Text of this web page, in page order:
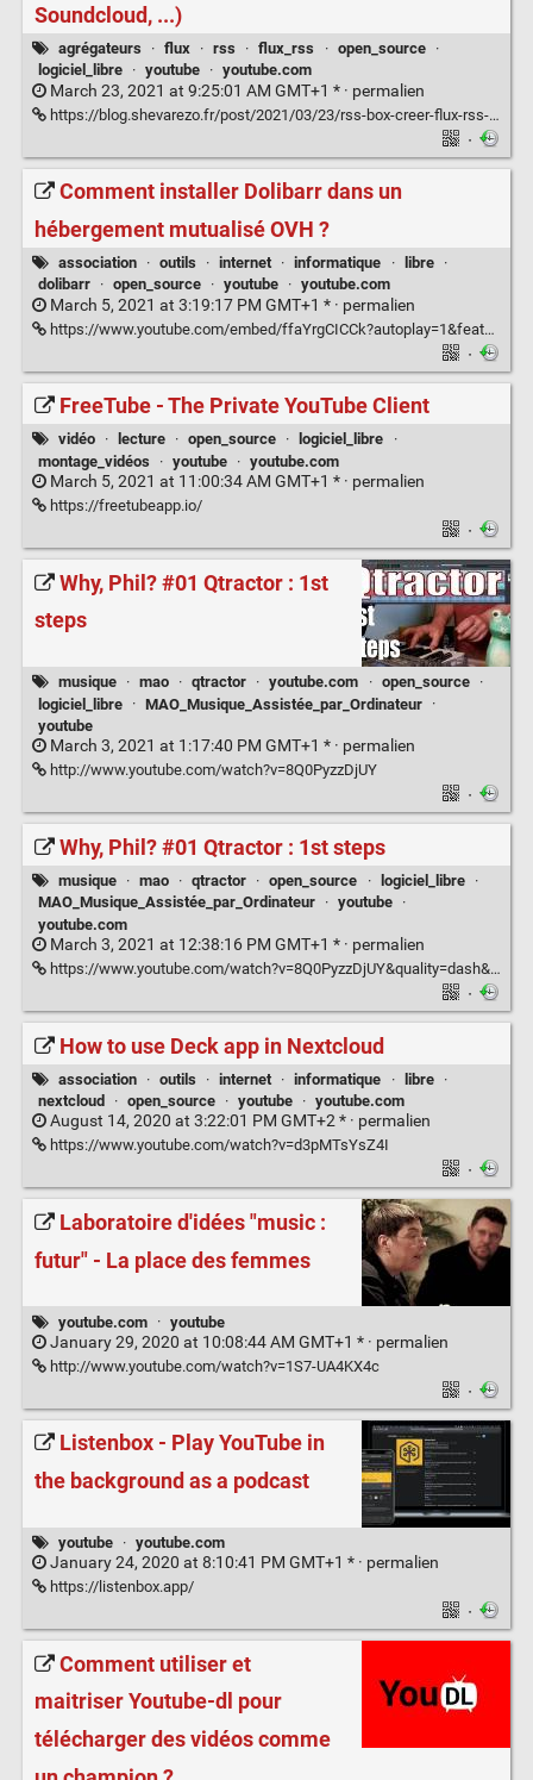
Soundcloud, ...)
agrégateurs · flux · rss · flux_rss · open_source
·
logiciel_libre
· youtube · youtube.com
March 23, 2021 at 9:25:01 AM GMT+1 * · permalien
https://blog.shevarezo.fr/post/2021/03/23/rss-box-creer-flux-rss-sites-connus-twitter-instagram-youtube-soundcloud
·
Comment installer Dolibarr dans un
hébergement mutualisé OVH ?
association · outils · internet · informatique · libre
·
dolibarr
· open_source · youtube · youtube.com
March 5, 2021 at 3:19:17 PM GMT+1 * · permalien
https://www.youtube.com/embed/ffaYrgCICCk?autoplay=1&feature=oembed&wmode=opaque&quality=dash&autoplay=0
·
FreeTube - The Private YouTube Client
vidéo · lecture · open_source · logiciel_libre
·
montage_vidéos
· youtube · youtube.com
March 5, 2021 at 11:00:34 AM GMT+1 * · permalien
https://freetubeapp.io/
·
Why, Phil? #01 Qtractor : 1st
steps
musique · mao · qtractor · youtube.com · open_source
·
logiciel_libre
· MAO_Musique_Assistée_par_Ordinateur
·
youtube
March 3, 2021 at 1:17:40 PM GMT+1 * · permalien
http://www.youtube.com/watch?v=8Q0PyzzDjUY
·
Why, Phil? #01 Qtractor : 1st steps
musique · mao · qtractor · open_source · logiciel_libre
·
MAO_Musique_Assistée_par_Ordinateur
· youtube
·
youtube.com
March 3, 2021 at 12:38:16 PM GMT+1 * · permalien
https://www.youtube.com/watch?v=8Q0PyzzDjUY&quality=dash&autoplay=0
·
How to use Deck app in Nextcloud
association · outils · internet · informatique · libre
·
nextcloud
· open_source · youtube · youtube.com
August 14, 2020 at 3:22:01 PM GMT+2 * · permalien
https://www.youtube.com/watch?v=d3pMTsYsZ4I
·
Laboratoire d'idées "music :
futur" - La place des femmes
youtube.com · youtube
January 29, 2020 at 10:08:44 AM GMT+1 * · permalien
http://www.youtube.com/watch?v=1S7-UA4KX4c
·
Listenbox - Play YouTube in
the background as a podcast
youtube · youtube.com
January 24, 2020 at 8:10:41 PM GMT+1 * · permalien
https://listenbox.app/
·
Comment utiliser et
maitriser Youtube-dl pour
télécharger des vidéos comme